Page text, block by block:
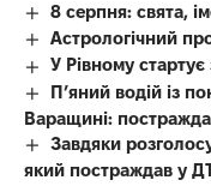
8 серпня: свята,
Астрологічний
У Рівному
П’яний водій із
Варащині:
Завдяки
який постраждав у